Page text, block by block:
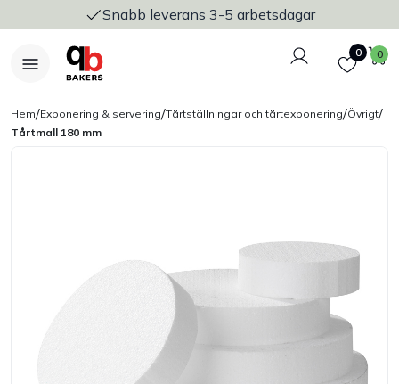
Snabb leverans 3-5 arbetsdagar
Logga in
Favoriter
0 0
Bageriplåtar & bakformar
Stickvagnar & transport
Hem/Exponering & servering/Tårtställningar och tårtexponering/Övrigt/
Tårtmall 180 mm